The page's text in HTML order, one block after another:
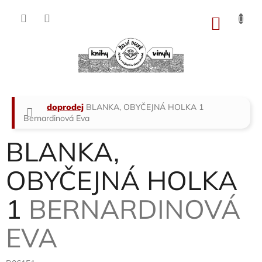
Domů
doprodej BLANKA, OBYČEJNÁ HOLKA 1
Bernardinová Eva
BLANKA,
OBYČEJNÁ HOLKA
1 BERNARDINOVÁ
EVA